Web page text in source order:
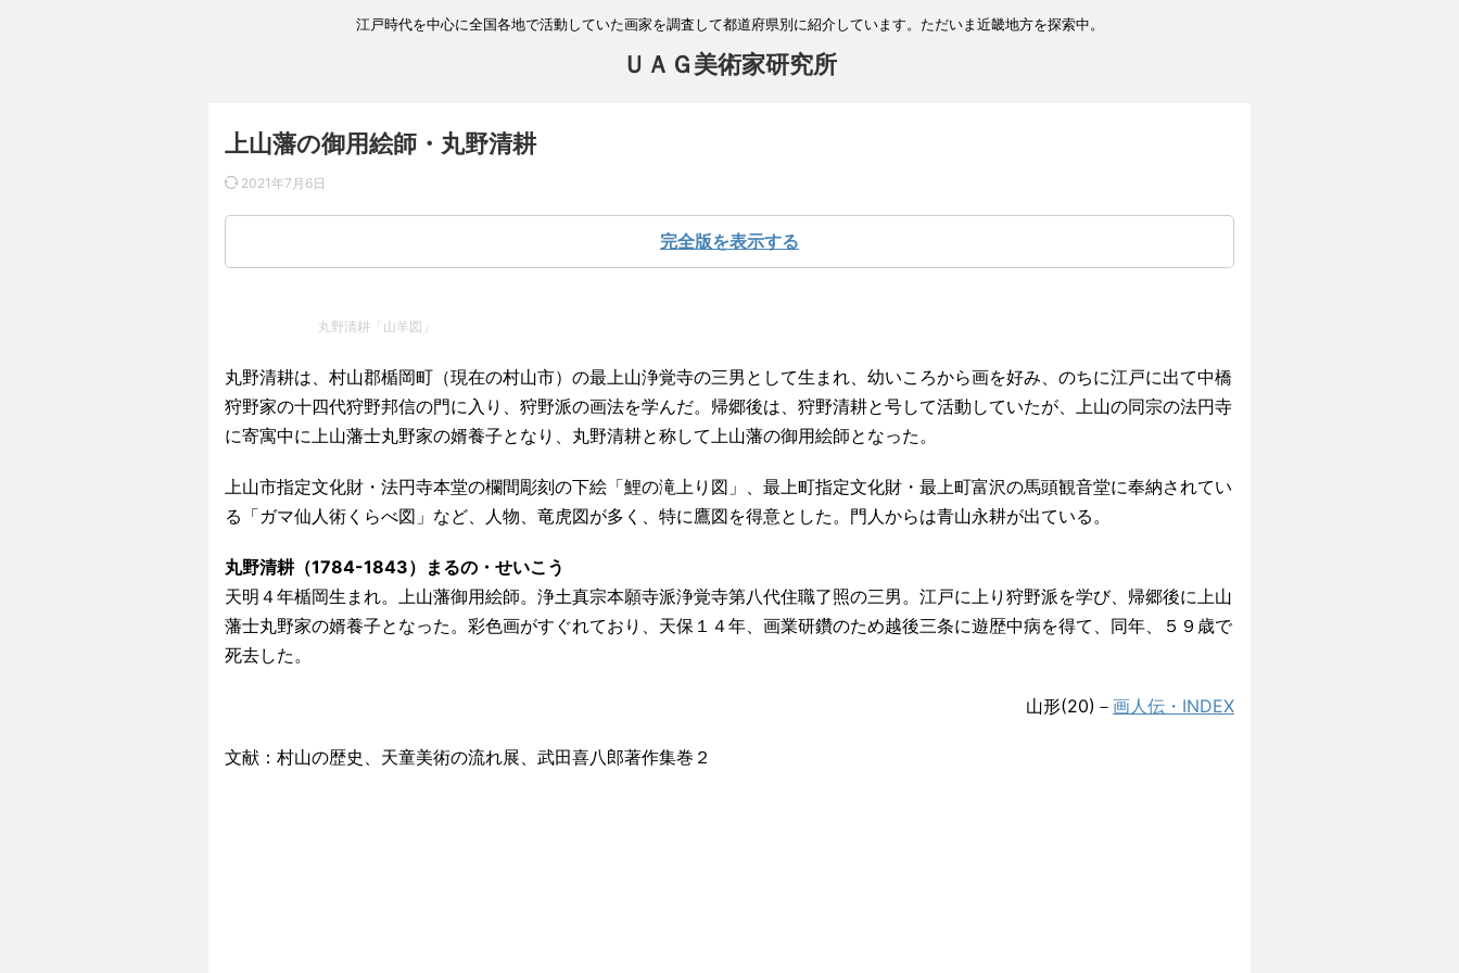
江戸時代を中心に全国各地で活動していた画家を調査して都道府県別に紹介しています。ただいま近畿地方を探索中。
ＵＡＧ美術家研究所
上山藩の御用絵師・丸野清耕
2021年7月6日
完全版を表示する
丸野清耕「山羊図」
丸野清耕は、村山郡楯岡町（現在の村山市）の最上山浄覚寺の三男として生まれ、幼いころから画を好み、のちに江戸に出て中橋
狩野家の十四代狩野邦信の門に入り、狩野派の画法を学んだ。帰郷後は、狩野清耕と号して活動していたが、上山の同宗の法円寺
に寄寓中に上山藩士丸野家の婿養子となり、丸野清耕と称して上山藩の御用絵師となった。
上山市指定文化財・法円寺本堂の欄間彫刻の下絵「鯉の滝上り図」、最上町指定文化財・最上町富沢の馬頭観音堂に奉納されてい
る「ガマ仙人術くらべ図」など、人物、竜虎図が多く、特に鷹図を得意とした。門人からは青山永耕が出ている。
丸野清耕（1784-1843）まるの・せいこう
天明４年楯岡生まれ。上山藩御用絵師。浄土真宗本願寺派浄覚寺第八代住職了照の三男。江戸に上り狩野派を学び、帰郷後に上山
藩士丸野家の婿養子となった。彩色画がすぐれており、天保１４年、画業研鑽のため越後三条に遊歴中病を得て、同年、５９歳で
死去した。
山形(20)－ 画人伝・INDEX
文献：村山の歴史、天童美術の流れ展、武田喜八郎著作集巻２